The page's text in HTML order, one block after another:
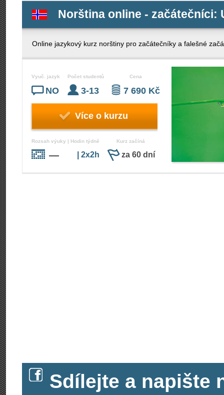
Norština online - začátečníci:
Online jazykový kurz norštiny pro začátečníky a falešné
Vyuč. jazyk
NO
Počet studentů
3-13
Cena
7 690 Kč
Více o kurzu
Rozsah výuky | Hodin týdně
— | 2x2h
Kurz začíná
za 60 dní
Sdílejte a napište